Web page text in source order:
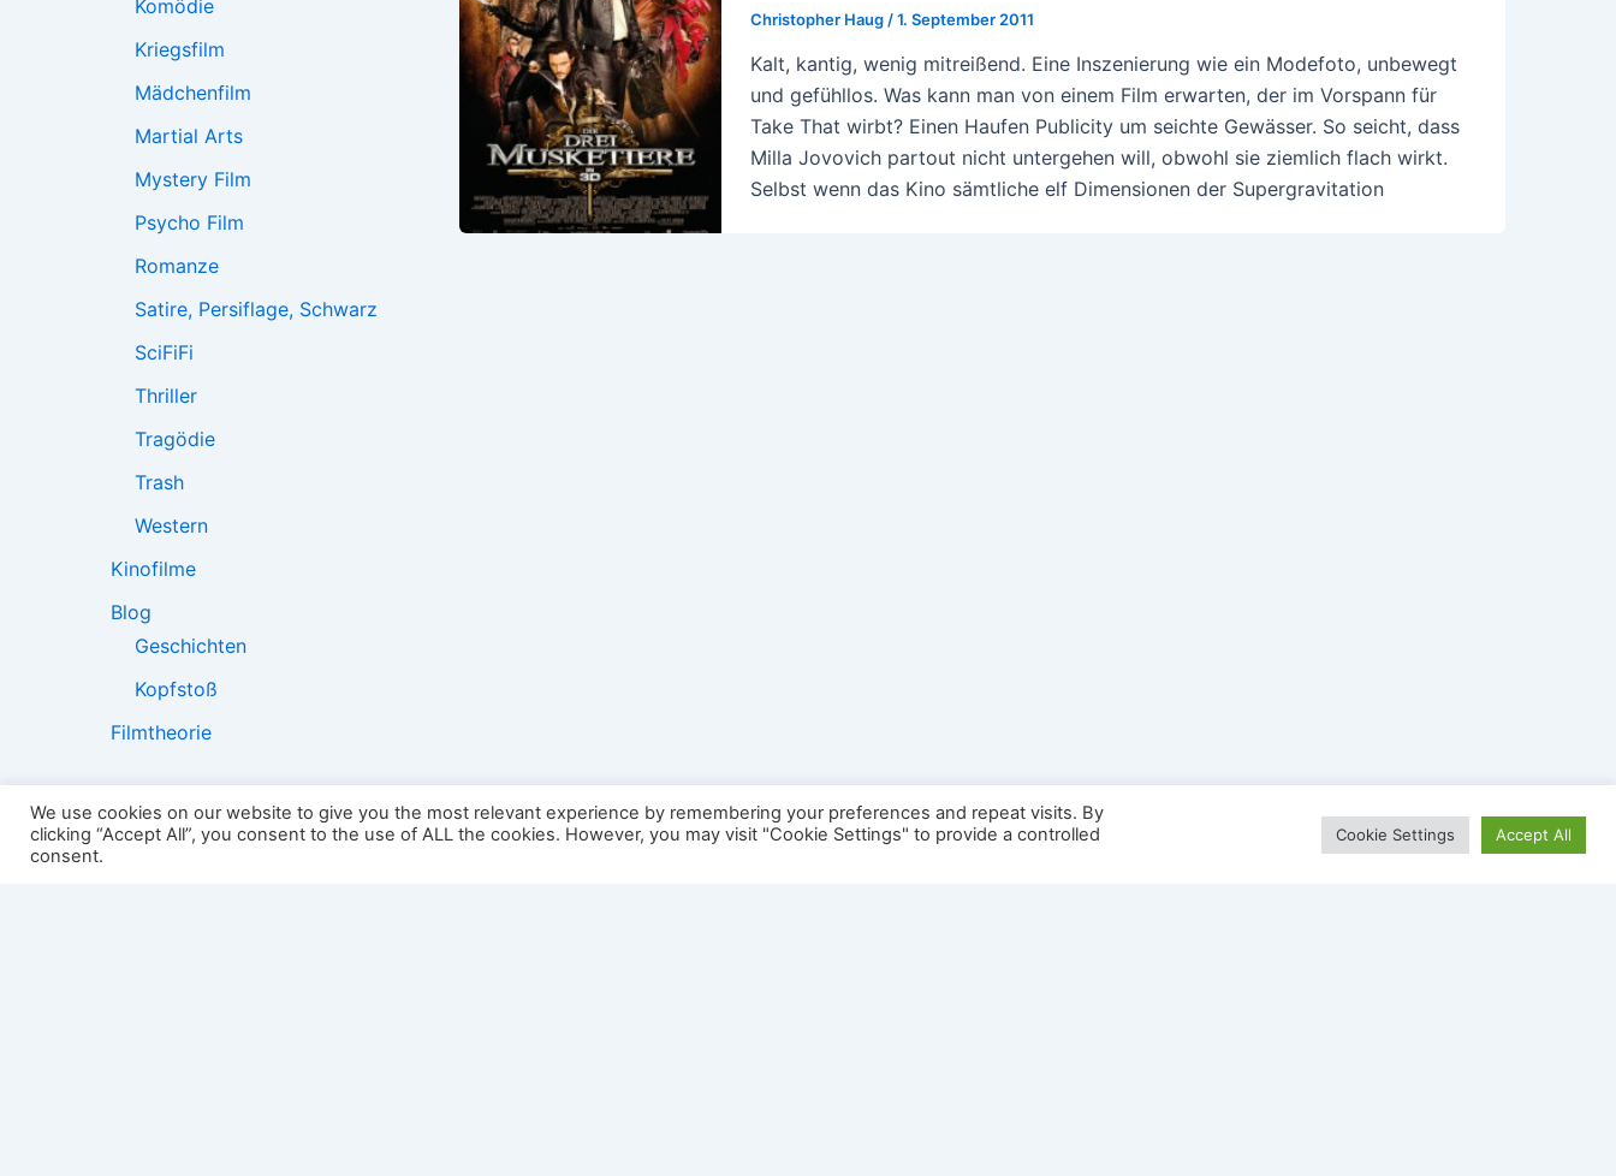
Komödie
Kriegsfilm
Mädchenfilm
Martial Arts
Mystery Film
Psycho Film
Romanze
Satire, Persiflage, Schwarz
SciFiFi
Thriller
Tragödie
Trash
Western
Kinofilme
Blog
Geschichten
Kopfstoß
Filmtheorie
Christopher Haug /1. September 2011
Kalt, kantig, wenig mitreißend. Eine Inszenierung wie ein Modefoto, unbewegt
und gefühllos. Was kann man von einem Film erwarten, der im Vorspann für
Take That wirbt? Einen Haufen Publicity um seichte Gewässer. So seicht, dass
Milla Jovovich partout nicht untergehen will, obwohl sie ziemlich flach wirkt.
Selbst wenn das Kino sämtliche elf Dimensionen der Supergravitation
2501:
We use cookies on our website to give you the most relevant experience by remembering your preferences and repeat visits. By
clicking “Accept All”, you consent to the use of ALL the cookies. However, you may visit "Cookie Settings" to provide a controlled
consent.
Cookie Settings Accept All